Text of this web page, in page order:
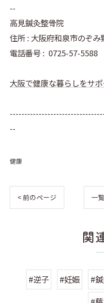
--
高見鍼灸整骨院
住所 : 大阪府和泉市のぞみ
電話番号 : 0725-57-5588
大阪で健康な暮らしをサ
--
健康
< 前のページ 一
関
#逆子 #妊娠 #